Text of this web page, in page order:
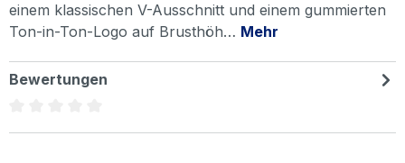
einem klassischen V-Ausschnitt und einem gummierten
Ton-in-Ton-Logo auf Brusthöh… Mehr
Bewertungen